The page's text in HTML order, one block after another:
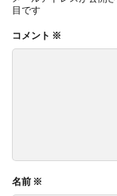
目です
コメント ※
名前 ※